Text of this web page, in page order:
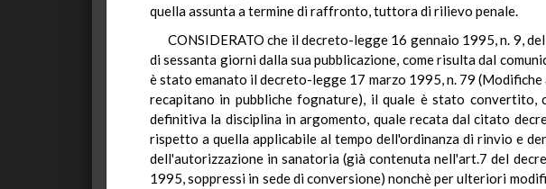
quella assunta a termine di raffronto, tuttora di rilievo penale.
CONSIDERATO che il decreto-legge 16 gennaio 1995, n. 9,
di sessanta giorni dalla sua pubblicazione, come risulta dal
è stato emanato il decreto-legge 17 marzo 1995, n. 79
recapitano in pubbliche fognature), il quale è stato convertito,
definitiva la disciplina in argomento, quale recata dal citato
rispetto a quella applicabile al tempo dell'ordinanza di rinvio e
dell'autorizzazione in sanatoria (già contenuta nell'art.7 del
1995, soppressi in sede di conversione) nonchè per ulteriori